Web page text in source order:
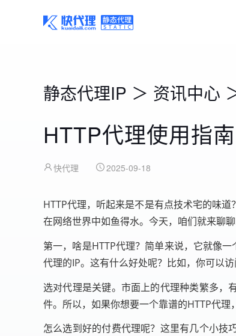
静态代理IP ＞ 资讯中心
HTTP代理使用指
快代理 2025-09-18
HTTP代理，听起来是不是有点技术宅的味
在网络世界中如鱼得水。今天，咱们就来聊
第一，啥是HTTP代理？简单来说，它就像
代理的IP。这有什么好处呢？比如，你可以
选对代理是关键。市面上的代理种类繁多，
件。所以，如果你想要一个靠谱的HTTP代
怎么选到好的付费代理呢？这里有几个小技